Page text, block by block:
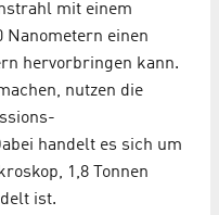
mit einem
Nanometern einen
hervorbringen kann.
nutzen die
handelt es sich um
1,8 Tonnen
ist.